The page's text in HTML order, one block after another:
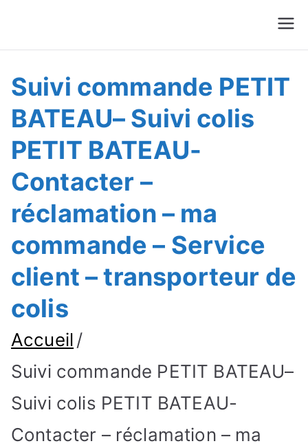
Suivre Colis - Suivre
Commande
Suivi commande PETIT
BATEAU– Suivi colis
PETIT BATEAU-
Contacter –
réclamation – ma
commande – Service
client – transporteur de
colis
Accueil
Suivi commande PETIT BATEAU–
Suivi colis PETIT BATEAU-
Contacter – réclamation – ma